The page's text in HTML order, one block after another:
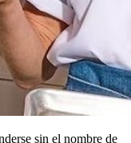
sin el nombre de